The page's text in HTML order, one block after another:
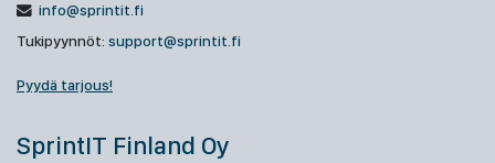
info@sprintit.fi
Tukipyynnöt: support@sprintit.fi
Pyydä tarjous!
SprintIT Finland Oy